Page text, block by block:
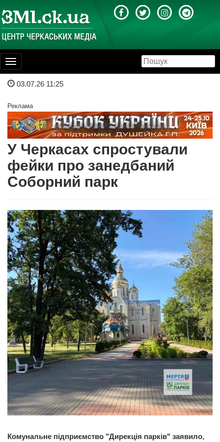
Toggle
navigation
03.07.26 11:25
Реклама
У Черкасах спростували
фейки про занедбаний
Соборний парк
Комунальне підприємство "Дирекція парків" заявило,